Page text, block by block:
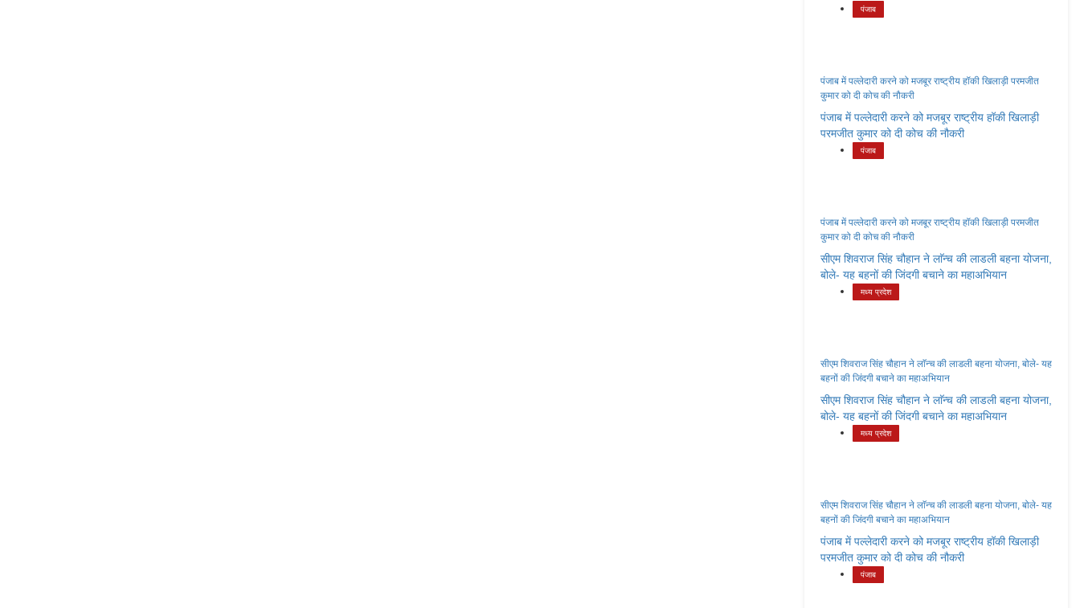
पंजाब
पंजाब में पल्लेदारी करने को मजबूर राष्ट्रीय हॉकी खिलाड़ी परमजीत
कुमार को दी कोच की नौकरी
पंजाब में पल्लेदारी करने को मजबूर राष्ट्रीय हॉकी खिलाड़ी
परमजीत कुमार को दी कोच की नौकरी
पंजाब
पंजाब में पल्लेदारी करने को मजबूर राष्ट्रीय हॉकी खिलाड़ी परमजीत
कुमार को दी कोच की नौकरी
सीएम शिवराज सिंह चौहान ने लाॅन्च की लाडली बहना योजना,
बोले- यह बहनों की जिंदगी बचाने का महाअभियान
मध्य प्रदेश
सीएम शिवराज सिंह चौहान ने लाॅन्च की लाडली बहना योजना, बोले- यह
बहनों की जिंदगी बचाने का महाअभियान
सीएम शिवराज सिंह चौहान ने लाॅन्च की लाडली बहना योजना,
बोले- यह बहनों की जिंदगी बचाने का महाअभियान
मध्य प्रदेश
सीएम शिवराज सिंह चौहान ने लाॅन्च की लाडली बहना योजना, बोले- यह
बहनों की जिंदगी बचाने का महाअभियान
पंजाब में पल्लेदारी करने को मजबूर राष्ट्रीय हॉकी खिलाड़ी
परमजीत कुमार को दी कोच की नौकरी
पंजाब